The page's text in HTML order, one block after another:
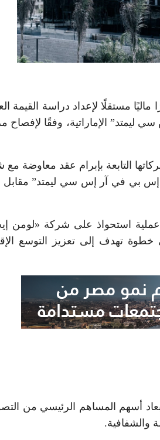
مستقلًا لإعداد دراسة القيمة
الإماراتية، وفقًا لإفصاح
التابعة بإبرام عقد معاوضة مع
إس بي في آر إس سي ليمتد” مقابل
تنفيذ عملية استحواذ على شركة «لومن
خطوة تهدف إلى تعزيز التوسع
أسهم المساهم الرئيسي من
والشفافية.